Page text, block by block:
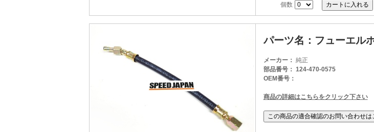
個数
パーツ名：フューエル
メーカー： 純正
部品番号： 124-470-0575
OEM番号：
商品の詳細はこちらをクリック下さい